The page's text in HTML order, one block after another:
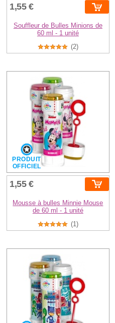
1,55 €
Souffleur de Bulles Minions de
60 ml - 1 unité
(2)
PRODUIT
OFFICIEL
1,55 €
Mousse à bulles Minnie Mouse
de 60 ml - 1 unité
(1)